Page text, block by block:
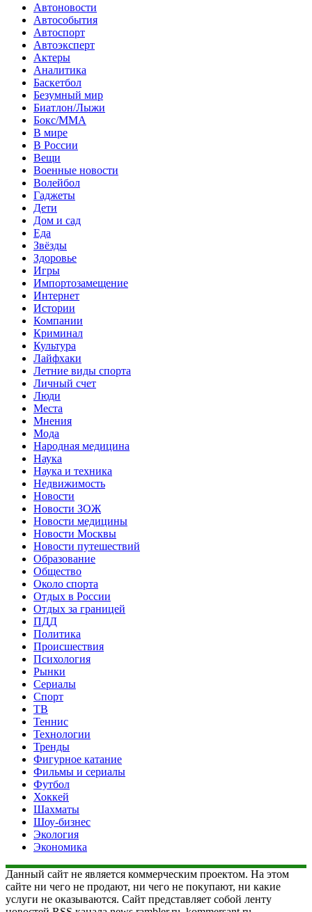
Автоновости
Автособытия
Автоспорт
Автоэксперт
Актеры
Аналитика
Баскетбол
Безумный мир
Биатлон/Лыжи
Бокс/MMA
В мире
В России
Вещи
Военные новости
Волейбол
Гаджеты
Дети
Дом и сад
Еда
Звёзды
Здоровье
Игры
Импортозамещение
Интернет
Истории
Компании
Криминал
Культура
Лайфхаки
Летние виды спорта
Личный счет
Люди
Места
Мнения
Мода
Народная медицина
Наука
Наука и техника
Недвижимость
Новости
Новости ЗОЖ
Новости медицины
Новости Москвы
Новости путешествий
Образование
Общество
Около спорта
Отдых в России
Отдых за границей
ПДД
Политика
Происшествия
Психология
Рынки
Сериалы
Спорт
ТВ
Теннис
Технологии
Тренды
Фигурное катание
Фильмы и сериалы
Футбол
Хоккей
Шахматы
Шоу-бизнес
Экология
Экономика
Данный сайт не является коммерческим проектом. На этом
сайте ни чего не продают, ни чего не покупают, ни какие
услуги не оказываются. Сайт представляет собой ленту